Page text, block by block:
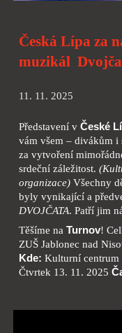
Česká Lípa za
muzikál
11. 11. 2025
Představení vČeské
vám všem – divákům
za vytvoření
srdeční záležitost.
organizace)Všechny
byly vynikající a
DVOJČATA. Patří jim
Těšíme naTurnov!
ZUŠ Jablonec nad
Kde: Kulturní centrum
Čtvrtek 13. 11. 2025